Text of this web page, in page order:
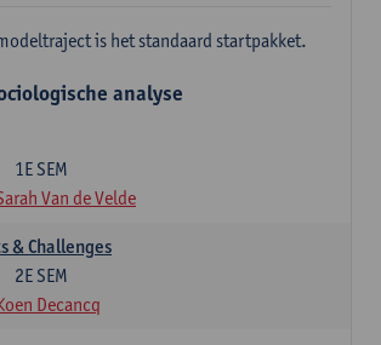
is het standaard startpakket.
analyse
1E SEM
Van de Velde
& Challenges
2E SEM
Decancq